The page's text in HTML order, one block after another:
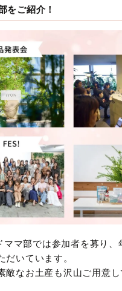
をご紹介！
ママ部では参加者を募り、
だいています。
敵なお土産も沢山ご用意し